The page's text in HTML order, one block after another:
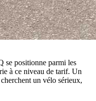
se positionne parmi les
à ce niveau de tarif. Un
un vélo sérieux,